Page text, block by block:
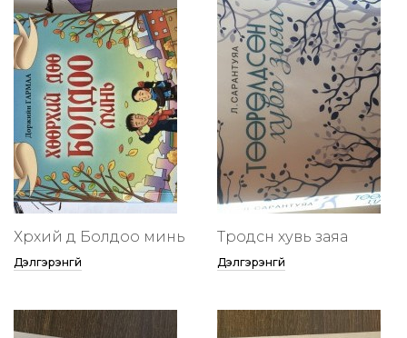
Хөөрхий дөө Болдоо минь
Дэлгэрэнгүй
Төөрөодсөн хувь заяа
Дэлгэрэнгүй